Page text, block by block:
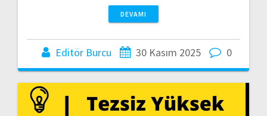
DEVAMI
Editör Burcu 30 Kasım 2025 0